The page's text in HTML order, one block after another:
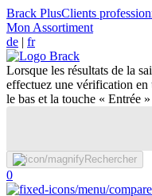
Brack PlusClients
Mon Assortiment
de | fr
Lorsque les résultats de la
effectuez une vérification en
le bas et la touche « Entrée
Rechercher
0